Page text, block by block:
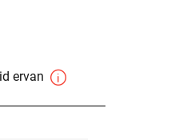
ervan